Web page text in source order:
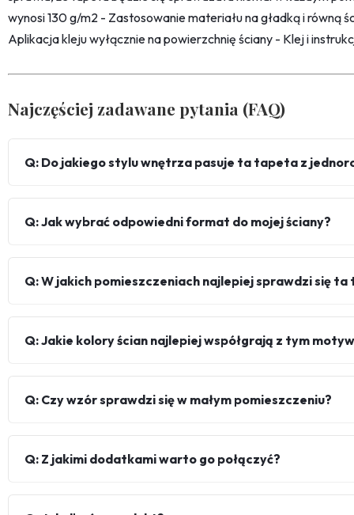
wynosi 130 g/m2 - Zastosowanie materiału na gładką i równą
Aplikacja kleju wyłącznie na powierzchnię ściany - Klej i
Najczęściej zadawane pytania (FAQ)
Q: Do jakiego stylu wnętrza pasuje ta tapeta z
Q: Jak wybrać odpowiedni format do mojej ściany?
Q: W jakich pomieszczeniach najlepiej sprawdzi się
Q: Jakie kolory ścian najlepiej współgrają z tym
Q: Czy wzór sprawdzi się w małym pomieszczeniu?
Q: Z jakimi dodatkami warto go połączyć?